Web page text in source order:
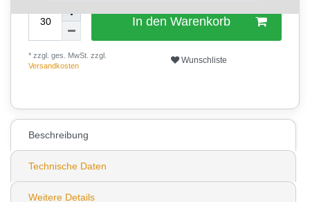
In den Warenkorb
* zzgl. ges. MwSt. zzgl.
Versandkosten
Wunschliste
Beschreibung
Technische Daten
Weitere Details